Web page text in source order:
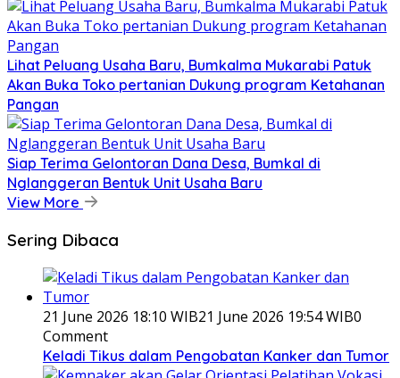
Lihat Peluang Usaha Baru, Bumkalma Mukarabi Patuk
Akan Buka Toko pertanian Dukung program Ketahanan
Pangan
Siap Terima Gelontoran Dana Desa, Bumkal di
Nglanggeran Bentuk Unit Usaha Baru
View More
Sering Dibaca
21 June 2026 18:10 WIB21 June 2026 19:54 WIB0
Comment
Keladi Tikus dalam Pengobatan Kanker dan Tumor